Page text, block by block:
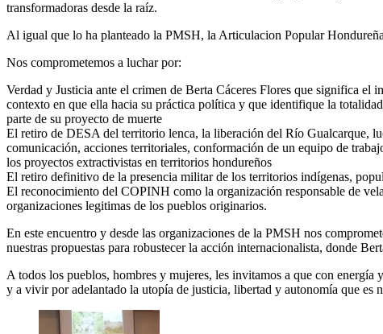
transformadoras desde la raíz.
Al igual que lo ha planteado la PMSH, la Articulacion Popular
Nos comprometemos a luchar por:
Verdad y Justicia ante el crimen de Berta Cáceres Flores que significa el
contexto en que ella hacia su práctica política y que identifique la
parte de su proyecto de muerte
El retiro de DESA del territorio lenca, la liberación del Río Gualcarque,
comunicación, acciones territoriales, conformación de un equipo de
los proyectos extractivistas en territorios hondureños
El retiro definitivo de la presencia militar de los territorios indígenas,
El reconocimiento del COPINH como la organización responsable de
organizaciones legitimas de los pueblos originarios.
En este encuentro y desde las organizaciones de la PMSH nos
nuestras propuestas para robustecer la acción internacionalista, donde
A todos los pueblos, hombres y mujeres, les invitamos a que con
y a vivir por adelantado la utopía de justicia, libertad y autonomía que es